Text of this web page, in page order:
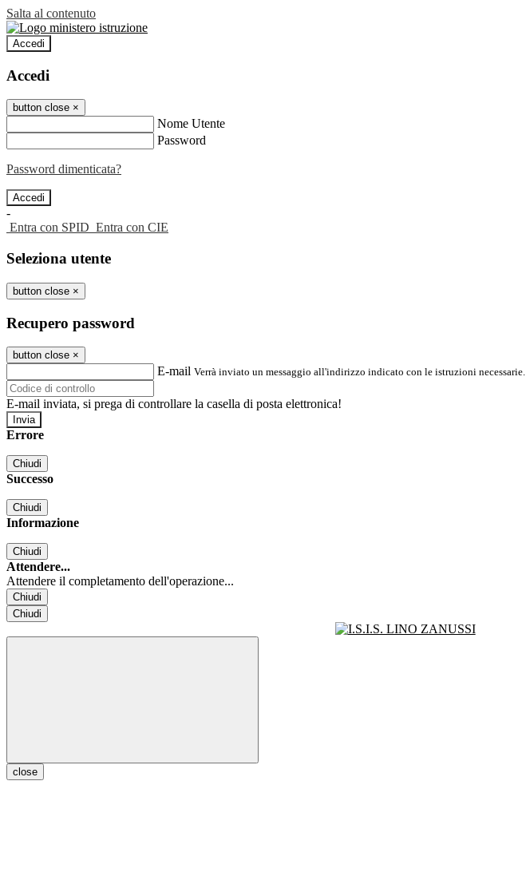
Salta al contenuto
Accedi
Accedi
button close ×
Nome Utente
Password
Password dimenticata?
-
Entra con SPID Entra con CIE
Seleziona utente
button close ×
Recupero password
button close ×
E-mail Verrà inviato un messaggio all'indirizzo indicato con le istruzioni necessarie.
E-mail inviata, si prega di controllare la casella di posta elettronica!
Errore
Chiudi
Successo
Chiudi
Informazione
Chiudi
Attendere...
Attendere il completamento dell'operazione...
Chiudi
Chiudi
close